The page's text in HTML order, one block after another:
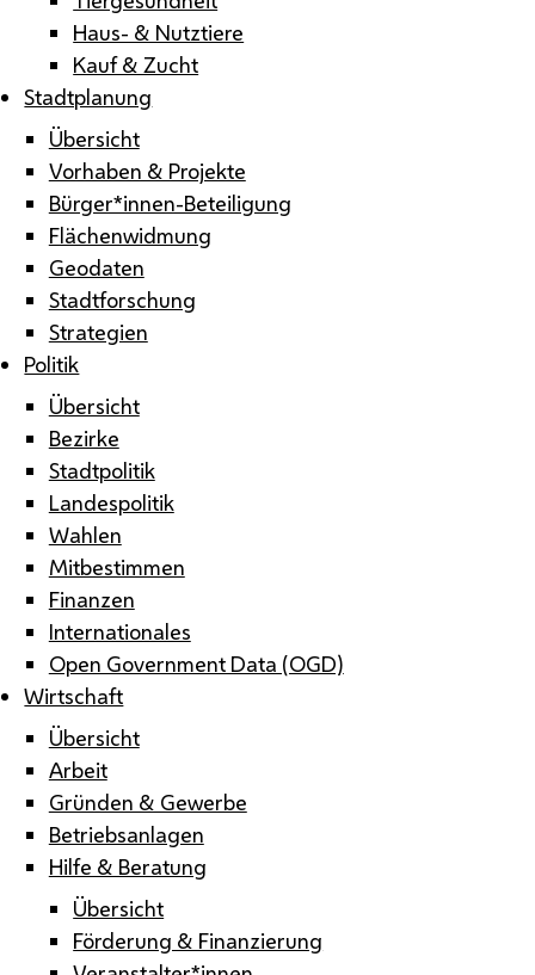
Haus- & Nutztiere
Kauf & Zucht
Stadtplanung
Übersicht
Vorhaben & Projekte
Bürger*innen-Beteiligung
Flächenwidmung
Geodaten
Stadtforschung
Strategien
Politik
Übersicht
Bezirke
Stadtpolitik
Landespolitik
Wahlen
Mitbestimmen
Finanzen
Internationales
Open Government Data (OGD)
Wirtschaft
Übersicht
Arbeit
Gründen & Gewerbe
Betriebsanlagen
Hilfe & Beratung
Übersicht
Förderung & Finanzierung